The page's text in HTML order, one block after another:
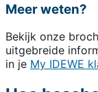
Meer weten?
Bekijk onze
uitgebreide
in je My IDEWE